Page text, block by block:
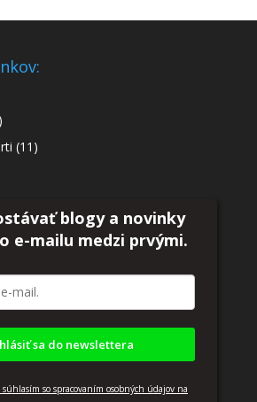
(11)
blogy a novinky
e-mailu medzi prvými.
sa do newslettera
so spracovaním osobných údajov na